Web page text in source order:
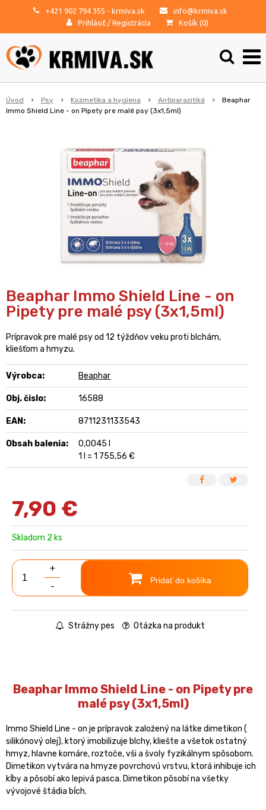
+421 902 794 355 - krmiva.sk
info@krmiva.sk
Prihlásiť / Registrácia Košík (0)
Úvod Psy Kozmetika a hygiena Antiparazitiká
Beaphar
Immo Shield Line - on Pipety pre malé psy (3x1,5ml)
Beaphar Immo Shield Line - on
Pipety pre malé psy (3x1,5ml)
Prípravok pre malé psy od 12 týždňov veku proti blchám,
kliešťom a hmyzu.
Výrobca: Beaphar
Obj. čislo: 16588
EAN: 8711231133543
Obsah balenia:
0,0045 l
1 l = 1 755,56 €
7,90 €
Skladom 2 ks
+
-
Pridať do košíka
Strážny pes Otázka na produkt
Beaphar Immo Shield Line - on Pipety pre
malé psy (3x1,5ml)
Immo Shield Line - on je prípravok založený na látke dimetikon (
silikónový olej), ktorý imobilizuje blchy, kliešte a všetok ostatný
hmyz, hlavne komáre, roztoče, vši a švoly fyzikálnym spôsobom.
Dimetikon vytvára na hmyze povrchovú vrstvu, ktorá inhibuje ich
kĺby a pôsobí ako lepivá pasca. Dimetikon pôsobí na všetky
vývojové štádia bĺch.